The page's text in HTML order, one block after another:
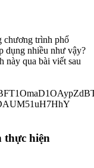
chương trình phổ
dụng nhiều như vậy?
này qua bài viết sau
thực hiện